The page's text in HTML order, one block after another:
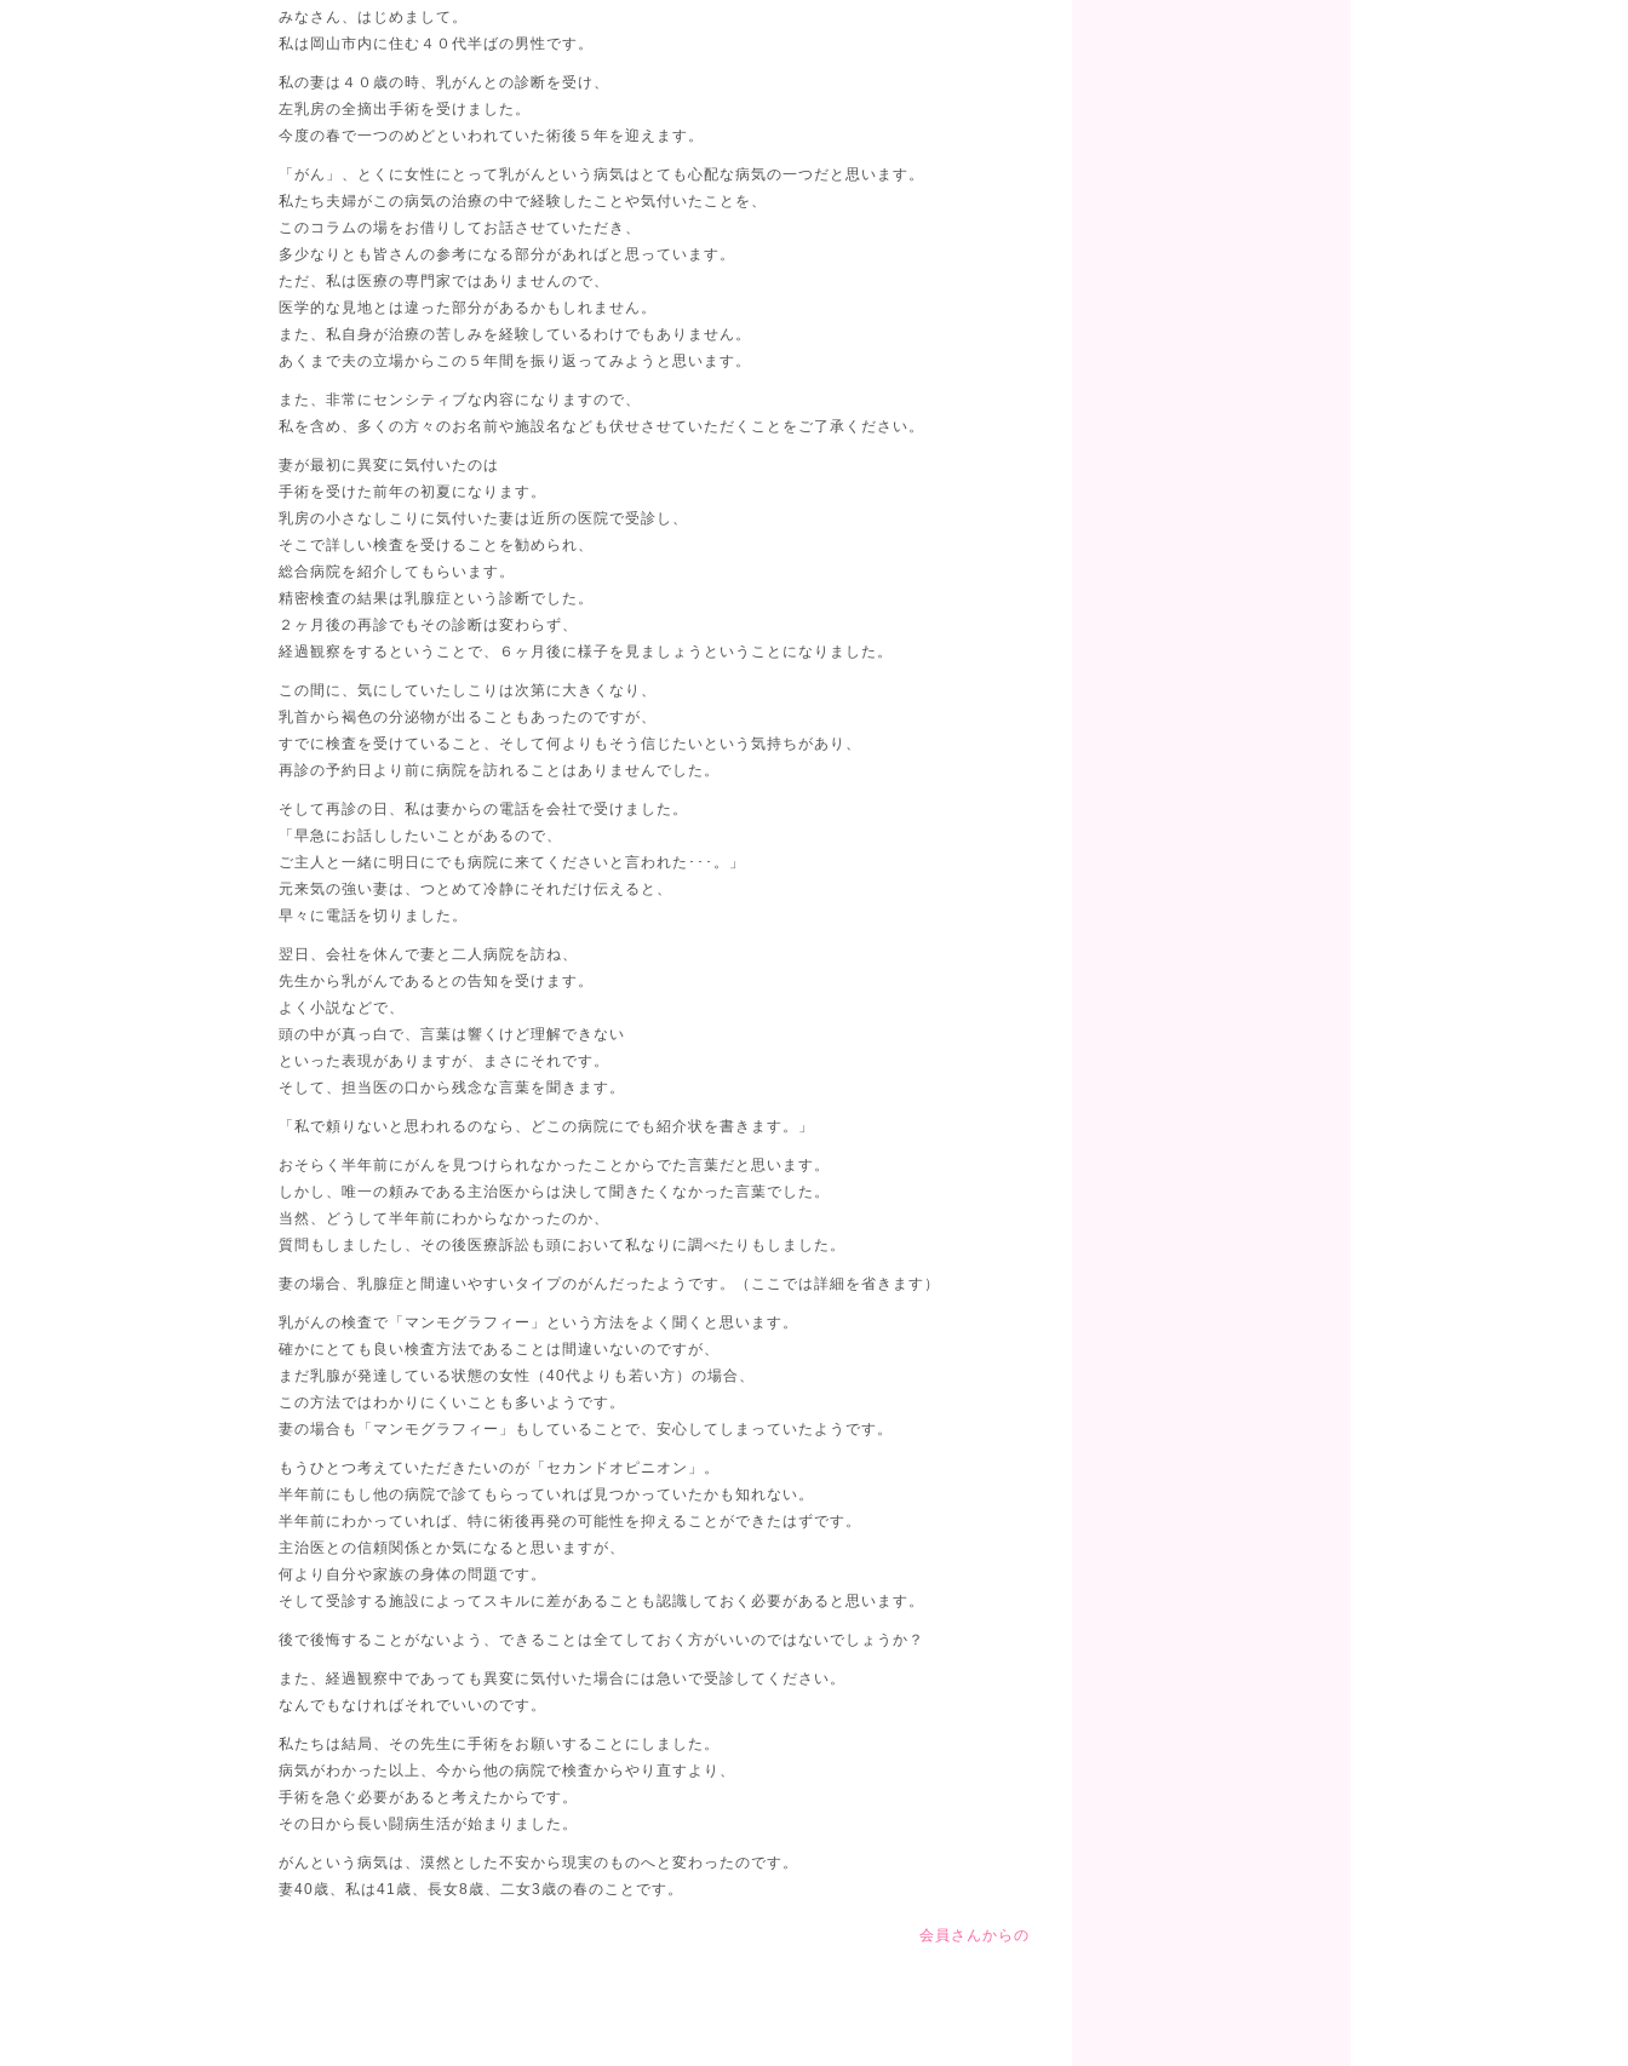
みなさん、はじめまして。
私は岡山市内に住む４０代半ばの男性です。
私の妻は４０歳の時、乳がんとの診断を受け、
左乳房の全摘出手術を受けました。
今度の春で一つのめどといわれていた術後５年を迎えます。
「がん」、とくに女性にとって乳がんという病気はとても心配な病気の一つだと思います。
私たち夫婦がこの病気の治療の中で経験したことや気付いたことを、
このコラムの場をお借りしてお話させていただき、
多少なりとも皆さんの参考になる部分があればと思っています。
ただ、私は医療の専門家ではありませんので、
医学的な見地とは違った部分があるかもしれません。
また、私自身が治療の苦しみを経験しているわけでもありません。
あくまで夫の立場からこの５年間を振り返ってみようと思います。
また、非常にセンシティブな内容になりますので、
私を含め、多くの方々のお名前や施設名なども伏せさせていただくことをご了承ください。
妻が最初に異変に気付いたのは
手術を受けた前年の初夏になります。
乳房の小さなしこりに気付いた妻は近所の医院で受診し、
そこで詳しい検査を受けることを勧められ、
総合病院を紹介してもらいます。
精密検査の結果は乳腺症という診断でした。
２ヶ月後の再診でもその診断は変わらず、
経過観察をするということで、６ヶ月後に様子を見ましょうということになりました。
この間に、気にしていたしこりは次第に大きくなり、
乳首から褐色の分泌物が出ることもあったのですが、
すでに検査を受けていること、そして何よりもそう信じたいという気持ちがあり、
再診の予約日より前に病院を訪れることはありませんでした。
そして再診の日、私は妻からの電話を会社で受けました。
「早急にお話ししたいことがあるので、
ご主人と一緒に明日にでも病院に来てくださいと言われた･･･。」
元来気の強い妻は、つとめて冷静にそれだけ伝えると、
早々に電話を切りました。
翌日、会社を休んで妻と二人病院を訪ね、
先生から乳がんであるとの告知を受けます。
よく小説などで、
頭の中が真っ白で、言葉は響くけど理解できない
といった表現がありますが、まさにそれです。
そして、担当医の口から残念な言葉を聞きます。
「私で頼りないと思われるのなら、どこの病院にでも紹介状を書きます。」
おそらく半年前にがんを見つけられなかったことからでた言葉だと思います。
しかし、唯一の頼みである主治医からは決して聞きたくなかった言葉でした。
当然、どうして半年前にわからなかったのか、
質問もしましたし、その後医療訴訟も頭において私なりに調べたりもしました。
妻の場合、乳腺症と間違いやすいタイプのがんだったようです。（ここでは詳細を省きます）
乳がんの検査で「マンモグラフィー」という方法をよく聞くと思います。
確かにとても良い検査方法であることは間違いないのですが、
まだ乳腺が発達している状態の女性（40代よりも若い方）の場合、
この方法ではわかりにくいことも多いようです。
妻の場合も「マンモグラフィー」もしていることで、安心してしまっていたようです。
もうひとつ考えていただきたいのが「セカンドオピニオン」。
半年前にもし他の病院で診てもらっていれば見つかっていたかも知れない。
半年前にわかっていれば、特に術後再発の可能性を抑えることができたはずです。
主治医との信頼関係とか気になると思いますが、
何より自分や家族の身体の問題です。
そして受診する施設によってスキルに差があることも認識しておく必要があると思います。
後で後悔することがないよう、できることは全てしておく方がいいのではないでしょうか？
また、経過観察中であっても異変に気付いた場合には急いで受診してください。
なんでもなければそれでいいのです。
私たちは結局、その先生に手術をお願いすることにしました。
病気がわかった以上、今から他の病院で検査からやり直すより、
手術を急ぐ必要があると考えたからです。
その日から長い闘病生活が始まりました。
がんという病気は、漠然とした不安から現実のものへと変わったのです。
妻40歳、私は41歳、長女8歳、二女3歳の春のことです。
会員さんからの